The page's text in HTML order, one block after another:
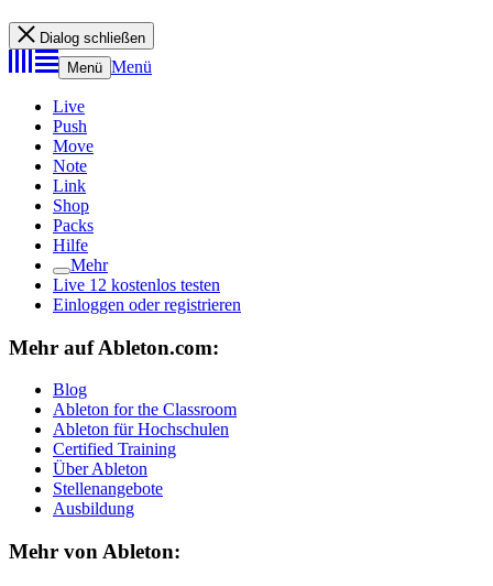
Dialog schließen
Menü Menü
Live
Push
Move
Note
Link
Shop
Packs
Hilfe
Mehr
Live 12 kostenlos testen
Einloggen oder registrieren
Mehr auf Ableton.com:
Blog
Ableton for the Classroom
Ableton für Hochschulen
Certified Training
Über Ableton
Stellenangebote
Ausbildung
Mehr von Ableton: